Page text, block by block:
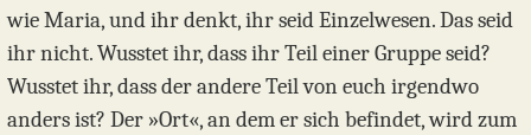
wie Maria, und ihr denkt, ihr seid Einzelwesen. Das seid
ihr nicht. Wusstet ihr, dass ihr Teil einer Gruppe seid?
Wusstet ihr, dass der andere Teil von euch irgendwo
anders ist? Der »Ort«, an dem er sich befindet, wird zum